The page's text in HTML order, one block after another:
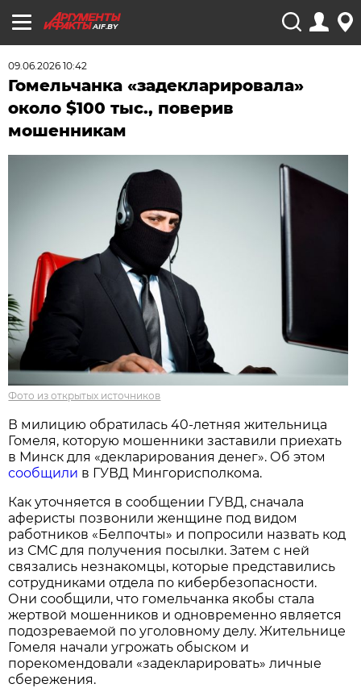
AIF.BY
09.06.2026 10:42
Гомельчанка «задекларировала»
около $100 тыс., поверив
мошенникам
Фото из открытых источников
В милицию обратилась 40-летняя жительница
Гомеля, которую мошенники заставили приехать
в Минск для «декларирования денег». Об этом
сообщили в ГУВД Мингорисполкома.
Как уточняется в сообщении ГУВД, сначала
аферисты позвонили женщине под видом
работников «Белпочты» и попросили назвать код
из СМС для получения посылки. Затем с ней
связались незнакомцы, которые представились
сотрудниками отдела по кибербезопасности.
Они сообщили, что гомельчанка якобы стала
жертвой мошенников и одновременно является
подозреваемой по уголовному делу. Жительнице
Гомеля начали угрожать обыском и
порекомендовали «задекларировать» личные
сбережения.